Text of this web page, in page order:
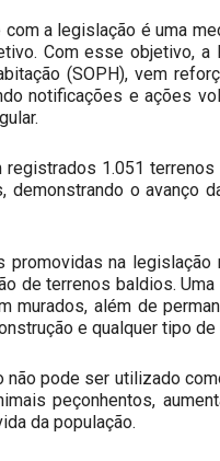
a legislação é uma
Com esse objetivo,
(SOPH), vem
notificações e ações
1.051
demonstrando o avanço
na
de terrenos baldios.
murados, além de
e qualquer tipo de
pode ser utilizado
peçonhentos,
da população.